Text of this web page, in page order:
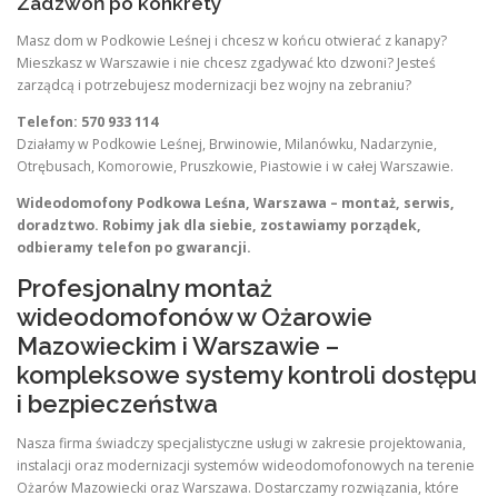
Masz dom w Podkowie Leśnej i chcesz w końcu otwierać z kanapy?
Mieszkasz w Warszawie i nie chcesz zgadywać kto dzwoni? Jesteś
zarządcą i potrzebujesz modernizacji bez wojny na zebraniu?
Telefon: 570 933 114
Działamy w Podkowie Leśnej, Brwinowie, Milanówku, Nadarzynie,
Otrębusach, Komorowie, Pruszkowie, Piastowie i w całej Warszawie.
Wideodomofony Podkowa Leśna, Warszawa – montaż, serwis,
doradztwo. Robimy jak dla siebie, zostawiamy porządek,
odbieramy telefon po gwarancji.
Profesjonalny montaż
wideodomofonów w Ożarowie
Mazowieckim i Warszawie –
kompleksowe systemy kontroli dostępu
i bezpieczeństwa
Nasza firma świadczy specjalistyczne usługi w zakresie projektowania,
instalacji oraz modernizacji systemów wideodomofonowych na terenie
Ożarów Mazowiecki oraz Warszawa. Dostarczamy rozwiązania, które